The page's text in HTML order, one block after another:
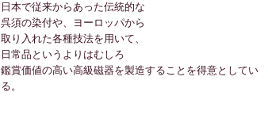
日本で従来からあった伝統的な
呉須の染付や、ヨーロッパから
取り入れた各種技法を用いて、
日常品というよりはむしろ
鑑賞価値の高い高級磁器を製造することを得意としてい
る。